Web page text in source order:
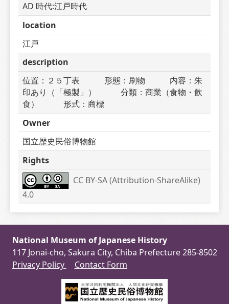
AD 時代:江戸時代
location
江戸
description
位置：２５丁表　　　形態：刷物　　　内容：朱
印あり（「極製」）　　　分類：商業（食物・飲
食）　　　形式：商標
Owner
国立歴史民俗博物館
Rights
CC BY-SA (Attribution-ShareAlike)
4.0
National Museum of Japanese History
117 Jonai-cho, Sakura City, Chiba Prefecture 285-8502
Privacy Policy
Contact Form